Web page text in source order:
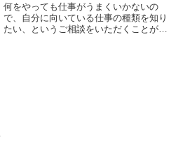
何をやっても仕事がうまくいかないの
で、自分に向いている仕事の種類を知り
たい、というご相談をいただくことがあ